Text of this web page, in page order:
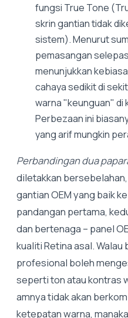
fungsi True Tone
skrin gantian tidak
sistem). Menurut
pemasangan
menunjukkan
cahaya sedikit di
warna "keunguan" di
Perbezaan ini
yang arif mungkin
Perbandingan dua
diletakkan
gantian OEM yang baik
pandangan pertama,
dan bertenaga – panel
kualiti Retina asal.
profesional boleh
seperti ton atau kontras
amnya tidak akan
ketepatan warna,